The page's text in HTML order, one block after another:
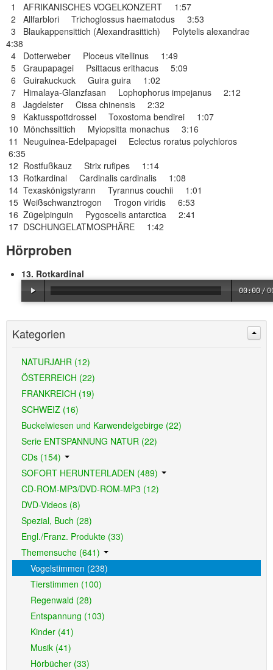
1 AFRIKANISCHES VOGELKONZERT 1:57
2 Allfarblori Trichoglossus haematodus 3:53
3 Blaukappensittich (Alexandrasittich) Polytelis alexandrae
4:38
4 Dotterweber Ploceus vitellinus 1:49
5 Graupapagei Psittacus erithacus 5:09
6 Guirakuckuck Guira guira 1:02
7 Himalaya-Glanzfasan Lophophorus impejanus 2:12
8 Jagdelster Cissa chinensis 2:32
9 Kaktusspottdrossel Toxostoma bendirei 1:07
10 Mönchssittich Myiopsitta monachus 3:16
11 Neuguinea-Edelpapagei Eclectus roratus polychloros
6:35
12 Rostfußkauz Strix rufipes 1:14
13 Rotkardinal Cardinalis cardinalis 1:08
14 Texaskönigstyrann Tyrannus couchii 1:01
15 Weißschwanztrogon Trogon viridis 6:53
16 Zügelpinguin Pygoscelis antarctica 2:41
17 DSCHUNGELATMOSPHÄRE 1:42
Hörproben
13. Rotkardinal
00:00 /
Kategorien
NATURJAHR (12)
ÖSTERREICH (22)
FRANKREICH (19)
SCHWEIZ (16)
Buckelwiesen und Karwendelgebirge (22)
Serie ENTSPANNUNG NATUR (22)
CDs (154)
SOFORT HERUNTERLADEN (489)
CD-ROM-MP3/DVD-ROM-MP3 (12)
DVD-Videos (8)
Spezial, Buch (28)
Engl./Franz. Produkte (33)
Themensuche (641)
Vogelstimmen (238)
Tierstimmen (100)
Regenwald (28)
Entspannung (103)
Kinder (41)
Musik (41)
Hörbücher (33)